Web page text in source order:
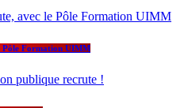
Pôle Formation UIMM